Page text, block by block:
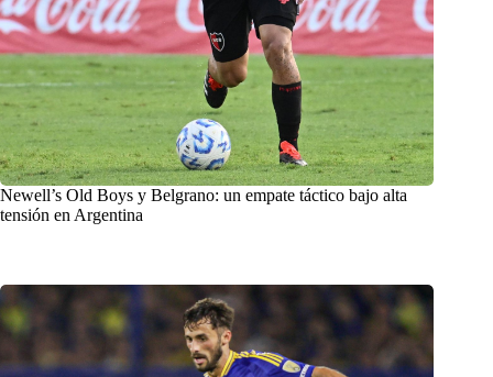
Newell’s Old Boys y Belgrano: un empate táctico bajo alta
tensión en Argentina